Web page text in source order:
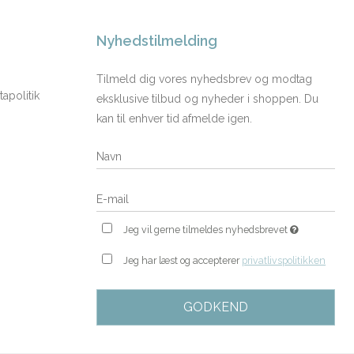
Nyhedstilmelding
Tilmeld dig vores nyhedsbrev og modtag
eksklusive tilbud og nyheder i shoppen. Du
kan til enhver tid afmelde igen.
Jeg vil gerne tilmeldes nyhedsbrevet
Jeg har læst og accepterer privatlivspolitikken
GODKEND